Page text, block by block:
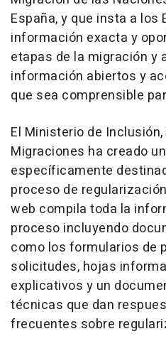
España, y que insta a
información exacta y
etapas de la migración y
información abiertos y
que sea comprensible
El Ministerio de
Migraciones ha creado
específicamente
proceso de
web compila toda la
proceso incluyendo
como los formularios de
solicitudes, hojas
explicativos y un
técnicas que dan
frecuentes sobre